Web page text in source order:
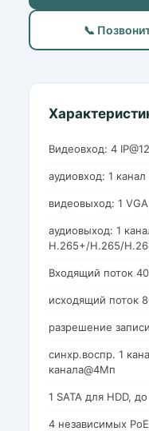
📞
Видеовход: 4
аудиовход: 1 канал
видеовыход: 1
аудиовыход: 1
H.265+/H.265/
Входящий поток
исходящий поток
разрешение
синхр.воспр. 1
канала@4Мп
1 SATA для HDD,
4 независимых